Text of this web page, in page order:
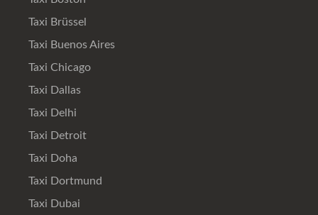
Taxi Brüssel
Taxi Buenos Aires
Taxi Chicago
Taxi Dallas
Taxi Delhi
Taxi Detroit
Taxi Doha
Taxi Dortmund
Taxi Dubai